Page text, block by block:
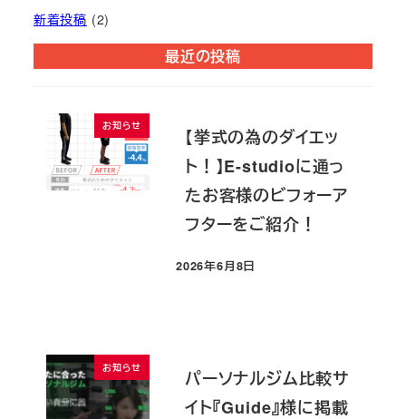
新着投稿 (2)
最近の投稿
お知らせ
【挙式の為のダイエッ
ト！】E-studioに通っ
たお客様のビフォーア
フターをご紹介！
投稿日
2026年6月8日
お知らせ
パーソナルジム比較サ
イト『Guide』様に掲載